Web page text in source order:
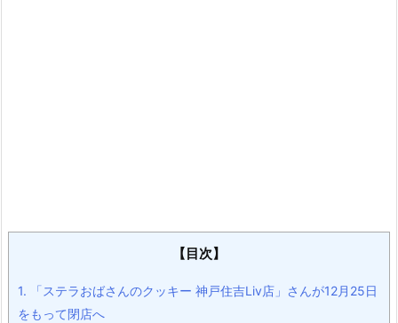
【目次】
1. 「ステラおばさんのクッキー 神戸住吉Liv店」さんが12月25日
をもって閉店へ